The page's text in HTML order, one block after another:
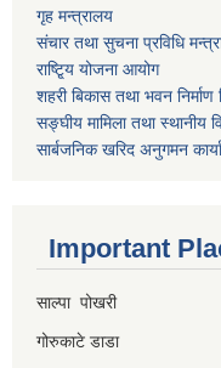
गृह मन्त्रालय
संचार तथा सुचना प्रविधि
राष्टि्ृय योजना आयोग
शहरी बिकास तथा भवन निर्माण
सङ्घीय मामिला तथा स्थानीय
सार्बजनिक खरिद अनुगमन
Important
साल्पा पोखरी
गोरुकाटे डाडा